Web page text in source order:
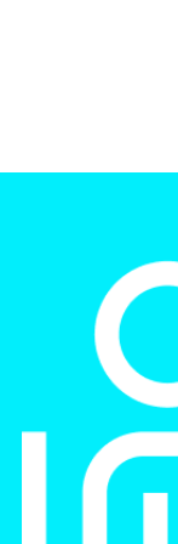
от 60 мин